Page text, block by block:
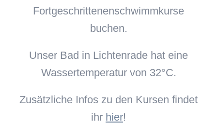
Fortgeschrittenenschwimmkurse
buchen.
Unser Bad in Lichtenrade hat eine
Wassertemperatur von 32°C.
Zusätzliche Infos zu den Kursen findet
ihr hier!